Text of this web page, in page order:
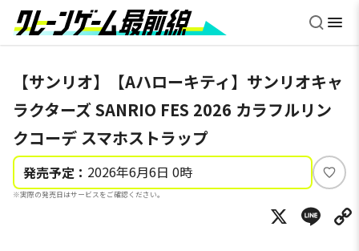
【サンリオ】【Aハローキティ】サンリオキャ
ラクターズ SANRIO FES 2026 カラフルリン
クコーデ スマホストラップ
発売予定： 2026年6月6日 0時
※実際の発売日はサービスをご確認ください。
い
ね
X